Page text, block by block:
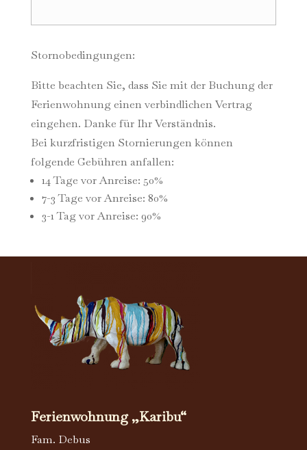
Stornobedingungen:
Bitte beachten Sie, dass Sie mit der Buchung der
Ferienwohnung einen verbindlichen Vertrag
eingehen. Danke für Ihr Verständnis.
Bei kurzfristigen Stornierungen können
folgende Gebühren anfallen:
14 Tage vor Anreise: 50%
7-3 Tage vor Anreise: 80%
3-1 Tag vor Anreise: 90%
Ferienwohnung „Karibu“
Fam. Debus